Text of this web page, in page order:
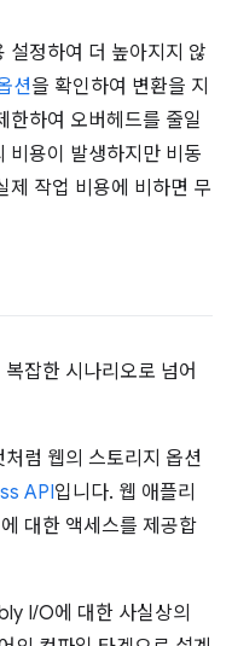
설정하여 더 높아지지 않
션을 확인하여 변환을 지
한하여 오버헤드를 줄일
비용이 발생하지만 비동
제 작업 비용에 비하면 무
잡한 시나리오로 넘어
럼 웹의 스토리지 옵션
API입니다. 웹 애플리
대한 액세스를 제공합
I/O에 대한 사실상의